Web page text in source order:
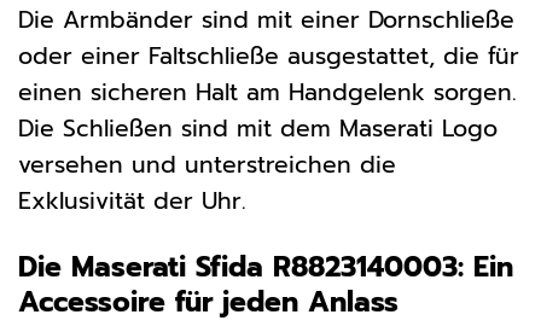
Die Armbänder sind mit einer Dornschließe
oder einer Faltschließe ausgestattet, die für
einen sicheren Halt am Handgelenk sorgen.
Die Schließen sind mit dem Maserati Logo
versehen und unterstreichen die
Exklusivität der Uhr.
Die Maserati Sfida R8823140003: Ein
Accessoire für jeden Anlass